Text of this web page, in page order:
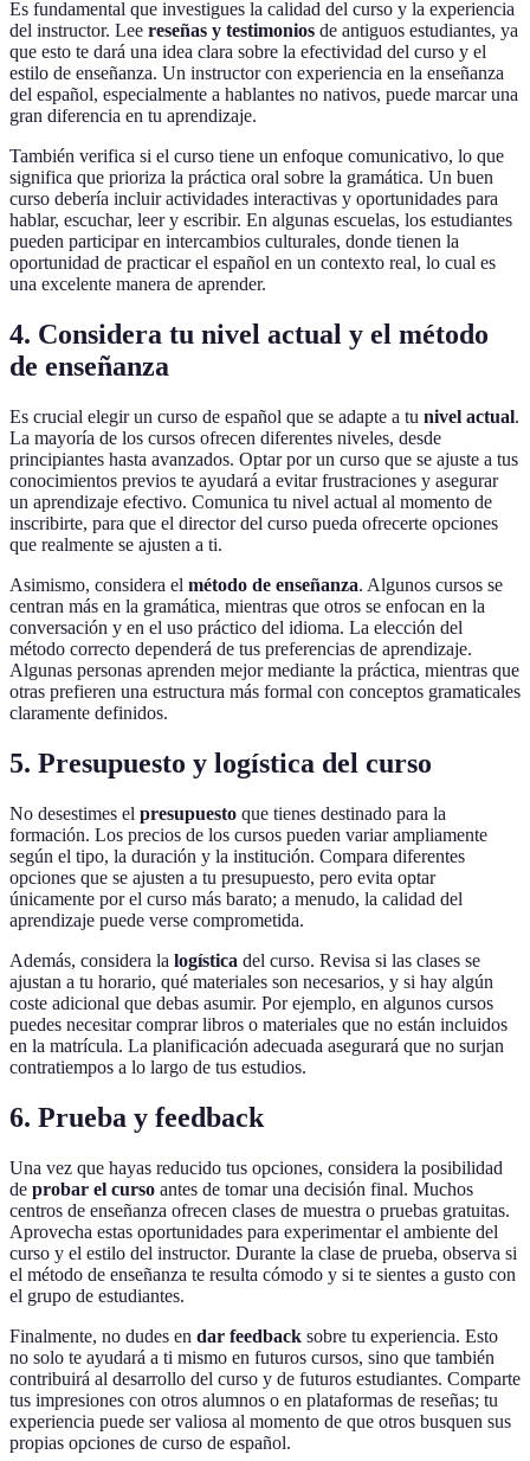
Es fundamental que investigues la calidad del curso y la experiencia
del instructor. Lee reseñas y testimonios de antiguos estudiantes, ya
que esto te dará una idea clara sobre la efectividad del curso y el
estilo de enseñanza. Un instructor con experiencia en la enseñanza
del español, especialmente a hablantes no nativos, puede marcar una
gran diferencia en tu aprendizaje.
También verifica si el curso tiene un enfoque comunicativo, lo que
significa que prioriza la práctica oral sobre la gramática. Un buen
curso debería incluir actividades interactivas y oportunidades para
hablar, escuchar, leer y escribir. En algunas escuelas, los estudiantes
pueden participar en intercambios culturales, donde tienen la
oportunidad de practicar el español en un contexto real, lo cual es
una excelente manera de aprender.
4. Considera tu nivel actual y el método
de enseñanza
Es crucial elegir un curso de español que se adapte a tu nivel actual.
La mayoría de los cursos ofrecen diferentes niveles, desde
principiantes hasta avanzados. Optar por un curso que se ajuste a tus
conocimientos previos te ayudará a evitar frustraciones y asegurar
un aprendizaje efectivo. Comunica tu nivel actual al momento de
inscribirte, para que el director del curso pueda ofrecerte opciones
que realmente se ajusten a ti.
Asimismo, considera el método de enseñanza. Algunos cursos se
centran más en la gramática, mientras que otros se enfocan en la
conversación y en el uso práctico del idioma. La elección del
método correcto dependerá de tus preferencias de aprendizaje.
Algunas personas aprenden mejor mediante la práctica, mientras que
otras prefieren una estructura más formal con conceptos gramaticales
claramente definidos.
5. Presupuesto y logística del curso
No desestimes el presupuesto que tienes destinado para la
formación. Los precios de los cursos pueden variar ampliamente
según el tipo, la duración y la institución. Compara diferentes
opciones que se ajusten a tu presupuesto, pero evita optar
únicamente por el curso más barato; a menudo, la calidad del
aprendizaje puede verse comprometida.
Además, considera la logística del curso. Revisa si las clases se
ajustan a tu horario, qué materiales son necesarios, y si hay algún
coste adicional que debas asumir. Por ejemplo, en algunos cursos
puedes necesitar comprar libros o materiales que no están incluidos
en la matrícula. La planificación adecuada asegurará que no surjan
contratiempos a lo largo de tus estudios.
6. Prueba y feedback
Una vez que hayas reducido tus opciones, considera la posibilidad
de probar el curso antes de tomar una decisión final. Muchos
centros de enseñanza ofrecen clases de muestra o pruebas gratuitas.
Aprovecha estas oportunidades para experimentar el ambiente del
curso y el estilo del instructor. Durante la clase de prueba, observa si
el método de enseñanza te resulta cómodo y si te sientes a gusto con
el grupo de estudiantes.
Finalmente, no dudes en dar feedback sobre tu experiencia. Esto
no solo te ayudará a ti mismo en futuros cursos, sino que también
contribuirá al desarrollo del curso y de futuros estudiantes. Comparte
tus impresiones con otros alumnos o en plataformas de reseñas; tu
experiencia puede ser valiosa al momento de que otros busquen sus
propias opciones de curso de español.